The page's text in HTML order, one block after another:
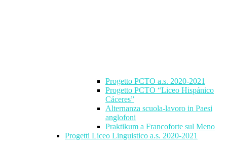
Progetto PCTO a.s. 2020-2021
Progetto PCTO “Liceo Hispánico
Cáceres”
Alternanza scuola-lavoro in Paesi
anglofoni
Praktikum a Francoforte sul Meno
Progetti Liceo Linguistico a.s. 2020-2021